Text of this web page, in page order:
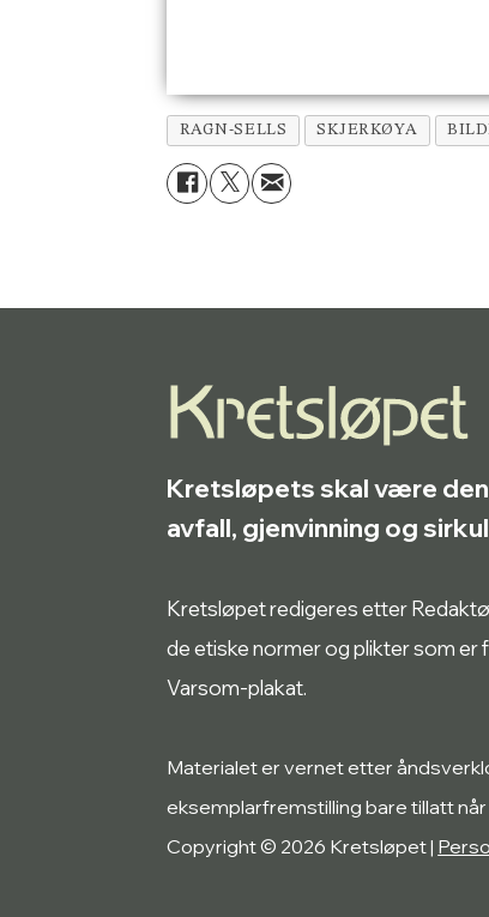
RAGN-SELLS SKJERKØYA
Kretsløpets skal være
avfall, gjenvinning og
Kretsløpet redigeres etter
de etiske normer og plikter som
Varsom-plakat.
Materialet er vernet etter
eksemplarfremstilling bare tillatt
Copyright © 2026 Kretsløpet |